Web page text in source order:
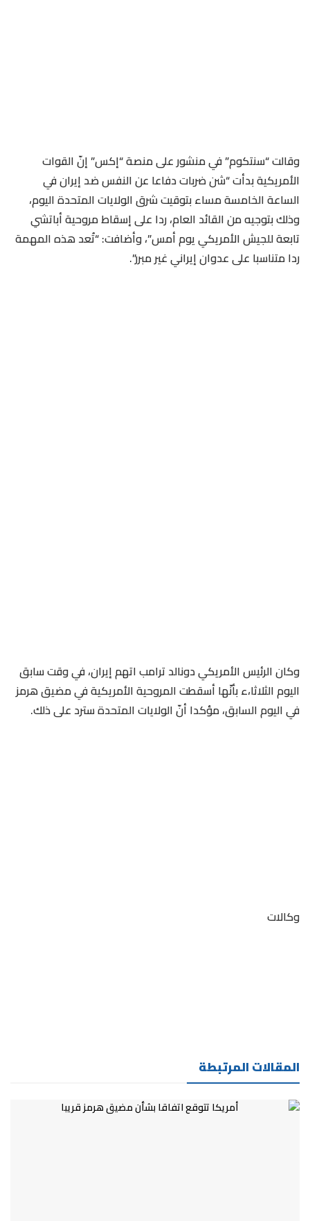
وقالت “سنتكوم” في منشور على منصة “إكس” إنّ القوات
الأمريكية بدأت “شن ضربات دفاعا عن النفس ضد إيران في
الساعة الخامسة مساء بتوقيت شرق الولايات المتحدة اليوم،
وذلك بتوجيه من القائد العام، ردا على إسقاط مروحية أباتشي
تابعة للجيش الأمريكي يوم أمس”، وأضافت: “تُعد هذه المهمة
ردا متناسبا على عدوان إيراني غير مبرر”.
وكان الرئيس الأمريكي دونالد ترامب اتهم إيران، في وقت سابق
اليوم الثلاثا،ء بأنّها أسقطت المروحية الأمريكية في مضيق هرمز
في اليوم السابق، مؤكدا أنّ الولايات المتحدة سترد على ذلك.
وكالات
المقالات المرتبطة